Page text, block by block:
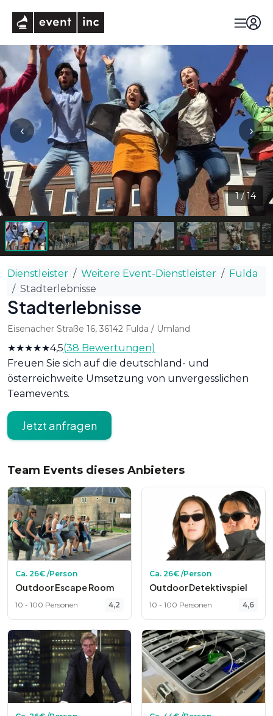
‹ ›
1/14
Dienstleister Weitere Event-Dienstleister
Fulda
Stadterlebnisse
Stadterlebnisse
Eisenacher Straße 16, 36142 Fulda / Umland
★★★★★4,5(38 Bewertungen)
Freuen Sie sich auf die deutschland- und
österreichweite Umsetzung von unvergesslichen
Teamevents.
Jetzt anfragen
Team Events dieses Anbieters
Ca. 26€ /Person
Outdoor Escape Room
10 - 100 Personen 4,2
Ca. 26€ /Person
Outdoor Detektivspiel
10 - 100 Personen 4,6